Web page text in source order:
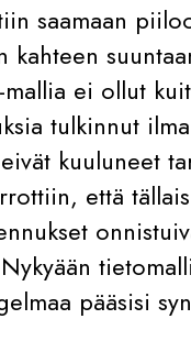
saamaan
kahteen
ei ollut
tulkinnut
kuuluneet
että
pääsisi